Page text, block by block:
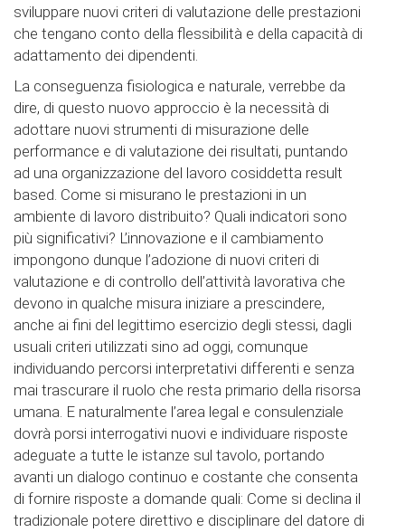
sviluppare nuovi criteri di valutazione delle prestazioni
che tengano conto della flessibilità e della capacità di
adattamento dei dipendenti.
La conseguenza fisiologica e naturale, verrebbe da
dire, di questo nuovo approccio è la necessità di
adottare nuovi strumenti di misurazione delle
performance e di valutazione dei risultati, puntando
ad una organizzazione del lavoro cosiddetta result
based. Come si misurano le prestazioni in un
ambiente di lavoro distribuito? Quali indicatori sono
più significativi? L’innovazione e il cambiamento
impongono dunque l’adozione di nuovi criteri di
valutazione e di controllo dell’attività lavorativa che
devono in qualche misura iniziare a prescindere,
anche ai fini del legittimo esercizio degli stessi, dagli
usuali criteri utilizzati sino ad oggi, comunque
individuando percorsi interpretativi differenti e senza
mai trascurare il ruolo che resta primario della risorsa
umana. E naturalmente l’area legal e consulenziale
dovrà porsi interrogativi nuovi e individuare risposte
adeguate a tutte le istanze sul tavolo, portando
avanti un dialogo continuo e costante che consenta
di fornire risposte a domande quali: Come si declina il
tradizionale potere direttivo e disciplinare del datore di